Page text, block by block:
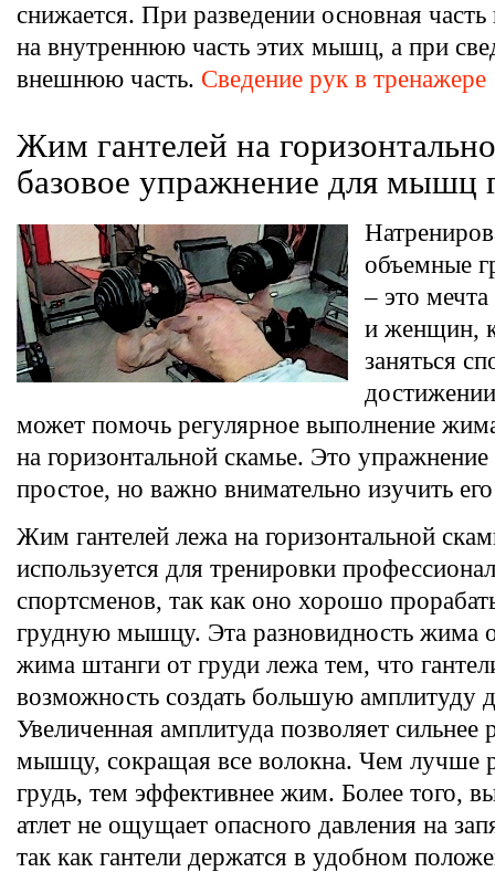
снижается. При разведении основная часть
на внутреннюю часть этих мышц, а при
внешнюю часть. Сведение рук в
Жим гантелей на
базовое упражнение для мышц
объемные
– это
и женщин,
заняться
может помочь регулярное выполнение
на горизонтальной скамье. Это упражнение
простое, но важно внимательно изучить
Жим гантелей лежа на горизонтальной
используется для тренировки
спортсменов, так как оно хорошо
грудную мышцу. Эта разновидность жима
жима штанги от груди лежа тем, что
возможность создать большую амплитуду
Увеличенная амплитуда позволяет сильнее
мышцу, сокращая все волокна. Чем лучше
грудь, тем эффективнее жим. Более того,
атлет не ощущает опасного давления на
так как гантели держатся в удобном